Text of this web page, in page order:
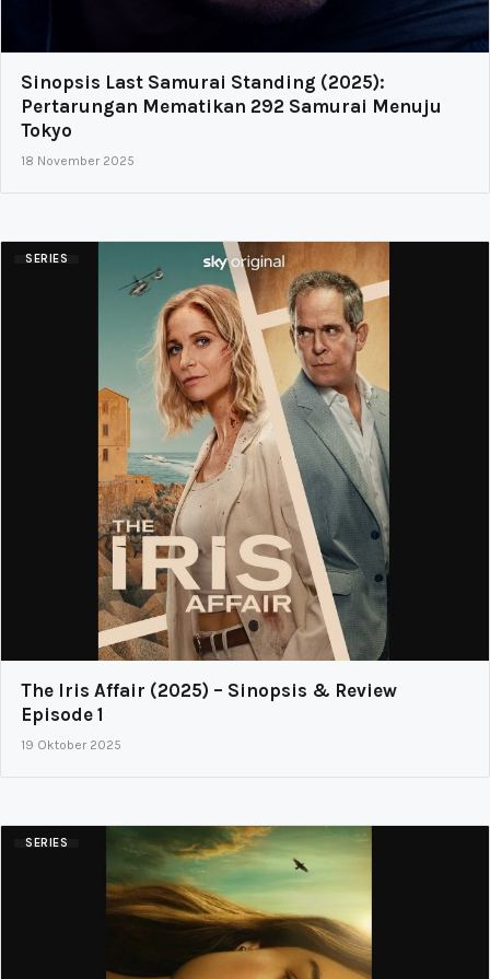
Sinopsis Last Samurai Standing (2025):
Pertarungan Mematikan 292 Samurai Menuju
Tokyo
18 November 2025
SERIES
The Iris Affair (2025) – Sinopsis & Review
Episode 1
19 Oktober 2025
SERIES